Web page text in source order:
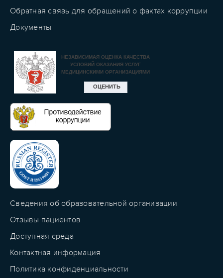
Обратная связь для обращений о фактах коррупции
Документы
Сведения об образовательной организации
Отзывы пациентов
Доступная среда
Контактная информация
Политика конфиденциальности